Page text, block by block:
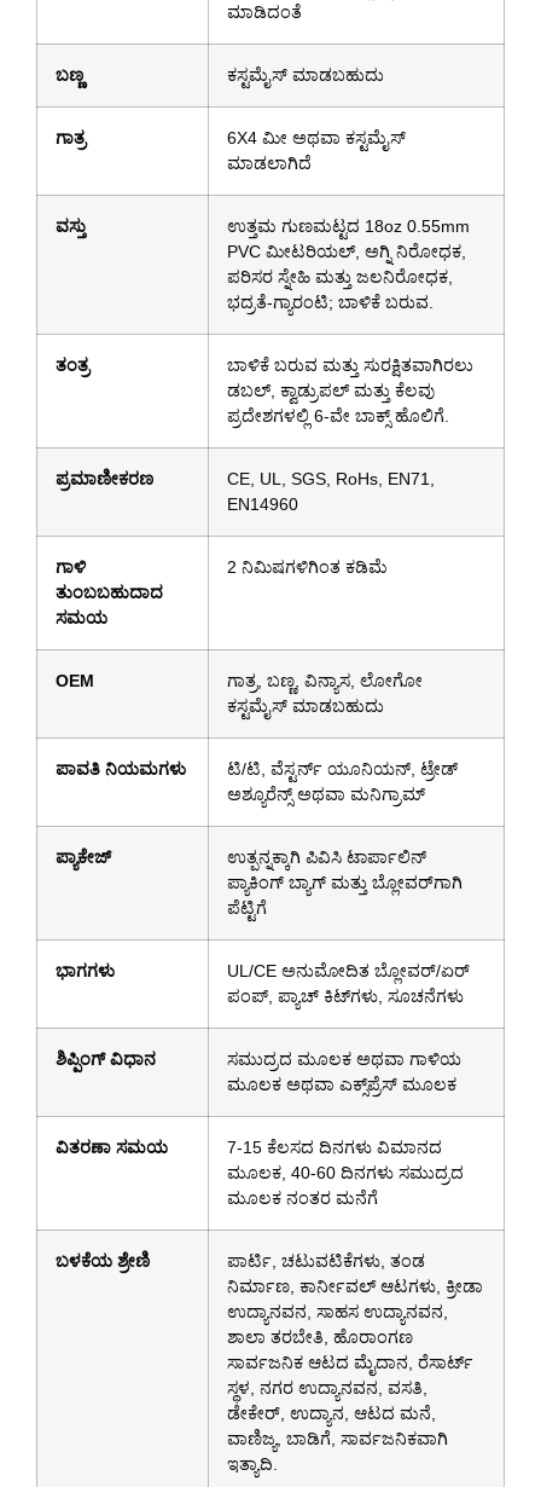
ಮಾಡಿದಂತೆ
ಬಣ್ಣ ಕಸ್ಟಮೈಸ್ ಮಾಡಬಹುದು
ಗಾತ್ರ
6X4 ಮೀ ಅಥವಾ ಕಸ್ಟಮೈಸ್
ಮಾಡಲಾಗಿದೆ
ವಸ್ತು
ಉತ್ತಮ ಗುಣಮಟ್ಟದ 18oz 0.55mm
PVC ಮೀಟರಿಯಲ್, ಅಗ್ನಿ ನಿರೋಧಕ,
ಪರಿಸರ ಸ್ನೇಹಿ ಮತ್ತು ಜಲನಿರೋಧಕ,
ಭದ್ರತೆ-ಗ್ಯಾರಂಟಿ; ಬಾಳಿಕೆ ಬರುವ.
ತಂತ್ರ
ಬಾಳಿಕೆ ಬರುವ ಮತ್ತು ಸುರಕ್ಷಿತವಾಗಿರಲು
ಡಬಲ್, ಕ್ವಾಡ್ರುಪಲ್ ಮತ್ತು ಕೆಲವು
ಪ್ರದೇಶಗಳಲ್ಲಿ 6-ವೇ ಬಾಕ್ಸ್ ಹೊಲಿಗೆ.
ಪ್ರಮಾಣೀಕರಣ
CE, UL, SGS, RoHs, EN71,
EN14960
ಗಾಳಿ
ತುಂಬಬಹುದಾದ
ಸಮಯ
2 ನಿಮಿಷಗಳಿಗಿಂತ ಕಡಿಮೆ
OEM
ಗಾತ್ರ, ಬಣ್ಣ, ವಿನ್ಯಾಸ, ಲೋಗೋ
ಕಸ್ಟಮೈಸ್ ಮಾಡಬಹುದು
ಪಾವತಿ ನಿಯಮಗಳು
ಟಿ/ಟಿ, ವೆಸ್ಟರ್ನ್ ಯೂನಿಯನ್, ಟ್ರೇಡ್
ಅಶ್ಯೂರೆನ್ಸ್ ಅಥವಾ ಮನಿಗ್ರಾಮ್
ಪ್ಯಾಕೇಜ್
ಉತ್ಪನ್ನಕ್ಕಾಗಿ ಪಿವಿಸಿ ಟಾರ್ಪಾಲಿನ್
ಪ್ಯಾಕಿಂಗ್ ಬ್ಯಾಗ್ ಮತ್ತು ಬ್ಲೋವರ್‌ಗಾಗಿ
ಪೆಟ್ಟಿಗೆ
ಭಾಗಗಳು
UL/CE ಅನುಮೋದಿತ ಬ್ಲೋವರ್/ಏರ್
ಪಂಪ್, ಪ್ಯಾಚ್ ಕಿಟ್‌ಗಳು, ಸೂಚನೆಗಳು
ಶಿಪ್ಪಿಂಗ್ ವಿಧಾನ
ಸಮುದ್ರದ ಮೂಲಕ ಅಥವಾ ಗಾಳಿಯ
ಮೂಲಕ ಅಥವಾ ಎಕ್ಸ್‌ಪ್ರೆಸ್ ಮೂಲಕ
ವಿತರಣಾ ಸಮಯ
7-15 ಕೆಲಸದ ದಿನಗಳು ವಿಮಾನದ
ಮೂಲಕ, 40-60 ದಿನಗಳು ಸಮುದ್ರದ
ಮೂಲಕ ನಂತರ ಮನೆಗೆ
ಬಳಕೆಯ ಶ್ರೇಣಿ
ಪಾರ್ಟಿ, ಚಟುವಟಿಕೆಗಳು, ತಂಡ
ನಿರ್ಮಾಣ, ಕಾರ್ನೀವಲ್ ಆಟಗಳು, ಕ್ರೀಡಾ
ಉದ್ಯಾನವನ, ಸಾಹಸ ಉದ್ಯಾನವನ,
ಶಾಲಾ ತರಬೇತಿ, ಹೊರಾಂಗಣ
ಸಾರ್ವಜನಿಕ ಆಟದ ಮೈದಾನ, ರೆಸಾರ್ಟ್
ಸ್ಥಳ, ನಗರ ಉದ್ಯಾನವನ, ವಸತಿ,
ಡೇಕೇರ್, ಉದ್ಯಾನ, ಆಟದ ಮನೆ,
ವಾಣಿಜ್ಯ, ಬಾಡಿಗೆ, ಸಾರ್ವಜನಿಕವಾಗಿ
ಇತ್ಯಾದಿ.